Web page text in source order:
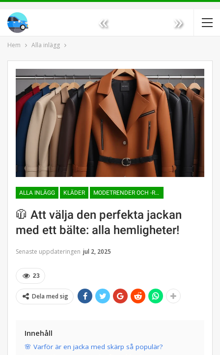
« »
Hem Alla inlägg
ALLA INLÄGG KLÄDER MODETRENDER OCH -RIKTNINGAR
🧥 Att välja den perfekta jackan
med ett bälte: alla hemligheter!
Senaste uppdateringen jul 2, 2025
23
Dela med sig
Innehåll
🌸 Varför är en jacka med skärp så populär?